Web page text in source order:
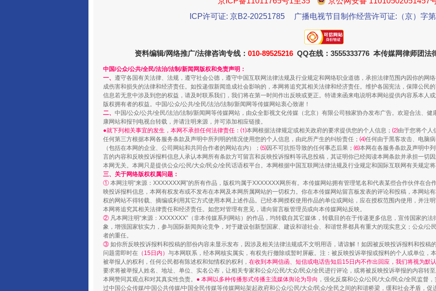
阿坝州三大球赛在茂县开幕 规模最大的光氢储一体化项目
国家大学科技园优化重塑工作 镜头丨大暑三秋近
ICP许可证: 京B2-20251785
广播电视节目制作经营许可证:（京）字
资料编辑/网络推广/法律咨询专线： 010-89525216 QQ在线：3555333776 本传媒网律师团法
中国/公众/公共/全民/法治/法制/新闻网版权和免责声明：
一、 遵守各国有关法律、法规，遵守社会公德，遵守中国互联网法律法规及行业规定和网络职业道德，承担法律范围内因你的网
成伤害和损失的法律和经济责任。如投递假新闻造成社会影响的，本网将追究其相关法律和经济责任。维护各国宪法，保障公民
信息若无意中涉及到您的权益，请及时联系我们，我们将在第一时间作出反映或更正。特请来函来电说明本网站提供内容系本人
版权拥有者的权益。中国/公众/公共/全民/法治/法制/新闻网等传媒网站衷心致谢！
二、 中国/公众/公共/全民/法治/法制/新闻网等传媒网站，由众全影视文化传媒（北京）有限公司独家协办发布广告。欢迎合法、
康网站和报刊电视台转载，并请注明来源，并可添加相应链接。
●就下列相关事宜的发生，本网不承担任何法律责任：⑴本网根据法律规定或相关政府的要求提供您的个人信息； ⑵由于您将个人
任何第三方根据本网各服务条款及声明中所列明的情况使用您的个人信息，由此所产生的纠纷责任； ⑷任何由于黑客攻击、电脑
（包括在本网的企业、公司网站和共同合作者的网站在内）； ⑸因不可抗拒导致的任何事态后果； ⑹本网在各服务条款及声明中
言的内容和反映投诉报料信息人承认本网所有条款方可留言和反映投诉报料等讯息投稿，其证明你已经阅读本网条款并承担一切
本网无关。本网只是提供公众/公民/大众/民众/全民话语权平台。本网根据中国互联网法律法规及行业规定和国际互联网有关规定将
三、关于网络版权权属问题：
① 本网注明“来源：XXXXXXX网”的所有作品，版权均属于XXXXXXX网所有。本传媒网站拥有管理笔名和代表某些合作伙伴在合
映投诉报料信息，本网有权发布或不发布在本网及本网所属网站的一切权力。你在本传媒网站留言板发表的评论和投稿，本网站
权的网站不得转载、摘编或利用其它方式使用本网上述作品。已经本网授权使用作品的单位或网站，应在授权范围内使用，并注明
本网将追究其相关法律责任和经济责任。如您对管理有意见，请向留言板管理员或向本传媒网站反映。
② 凡本网注明“来源：XXXXXXX”（非本传媒系列网站）的作品，均转载自其它媒体，转载目的在于传递更多信息，宣传国家的
象，增强国家软实力，参与国际新闻舆论竞争，对于建设创新型国家、建设和谐社会、和谐世界都具有重大的现实意义；公众/公
者的重任。
③ 如你所反映投诉报料和投稿的部份内容未显示发布，因涉及相关法律法规或不文明用语，请谅解！如因被反映投诉报料和投稿
问题需即时在 （15日内） 与本网联系，经本网核实属实，有权先行撤除或暂时屏蔽。注：被反映投诉举报或报料的个人或单位，
被举报人的权利，任何公民都有陈述权和知情权的权利， 在收到本网信函、短信或电话告知后15日内不作出回应，我们将视为默
要求将被举报人姓名、地址、单位、实名公布，让相关专家和公众/公民/大众/民众/全民进行评论，或将被反映投诉举报的内容转
本网赞同其观点和对其真实性负责。 ● 本网以多种传播形式传播主流媒体舆论为导向 ，强化反腐和公众/公民/大众/民众/全民监督
过中国公众传媒/中国公共传媒/中国全民传媒等传媒网站架起政府和公众/公民/大众/民众/全民之间的和谐桥梁，缓和社会矛盾，